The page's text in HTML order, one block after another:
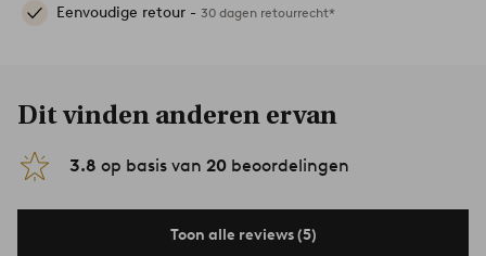
Eenvoudige retour - 30 dagen retourrecht*
Dit vinden anderen ervan
3.8 op basis van 20 beoordelingen
Toon alle reviews (5)